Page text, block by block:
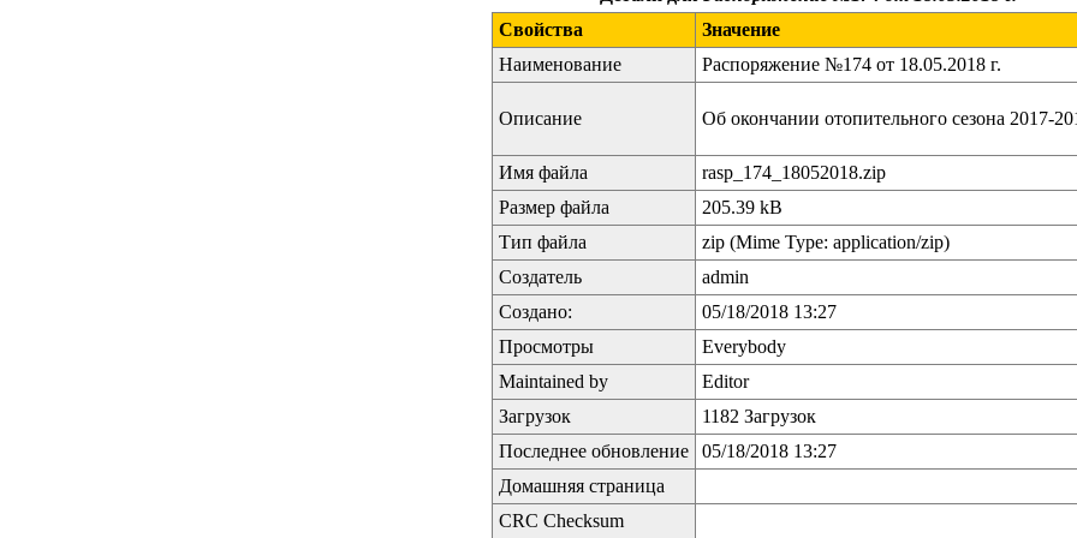
Свойства
Значение
Наименование
Распоряжение №174 от 18.05.2018 г.
Описание Об окончании отопительного сезона 2017-
Имя файла
rasp_174_18052018.zip
Размер файла
205.39 kB
Тип файла
zip (Mime Type: application/zip)
Создатель
admin
Создано:
05/18/2018 13:27
Просмотры
Everybody
Maintained by
Editor
Загрузок
1182 Загрузок
Последнее обновление
05/18/2018 13:27
Домашняя страница
CRC Checksum